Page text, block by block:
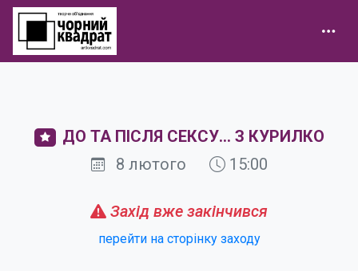
ДО ТА ПІСЛЯ СЕКСУ... З КУРИЛКО
8 лютого
15:00
Захід вже закінчився
перейти на сторінку заходу